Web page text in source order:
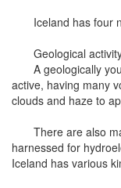
Iceland has four
Geological
A geologically
active, having many
clouds and haze to
There are also
harnessed for
Iceland has various